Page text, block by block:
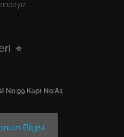
No:99 Kapı No:A1
Bilgisi